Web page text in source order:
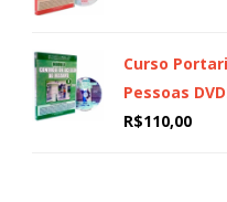
Curso
Pessoas
R$110,00